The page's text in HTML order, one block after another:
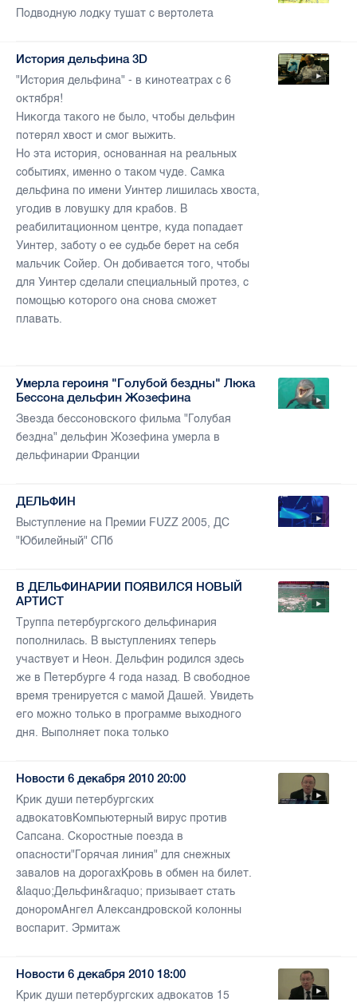
Подводную лодку тушат с вертолета
История дельфина 3D
"История дельфина" - в кинотеатрах с 6
октября!
Никогда такого не было, чтобы дельфин
потерял хвост и смог выжить.
Но эта история, основанная на реальных
событиях, именно о таком чуде. Самка
дельфина по имени Уинтер лишилась хвоста,
угодив в ловушку для крабов. В
реабилитационном центре, куда попадает
Уинтер, заботу о ее судьбе берет на себя
мальчик Сойер. Он добивается того, чтобы
для Уинтер сделали специальный протез, с
помощью которого она снова сможет
плавать.
Умерла героиня "Голубой бездны" Люка
Бессона дельфин Жозефина
Звезда бессоновского фильма "Голубая
бездна" дельфин Жозефина умерла в
дельфинарии Франции
ДЕЛЬФИН
Выступление на Премии FUZZ 2005, ДС
"Юбилейный" СПб
В ДЕЛЬФИНАРИИ ПОЯВИЛСЯ НОВЫЙ
АРТИСТ
Труппа петербургского дельфинария
пополнилась. В выступлениях теперь
участвует и Неон. Дельфин родился здесь
же в Петербурге 4 года назад. В свободное
время тренируется с мамой Дашей. Увидеть
его можно только в программе выходного
дня. Выполняет пока только
Новости 6 декабря 2010 20:00
Крик души петербургских
адвокатовКомпьютерный вирус против
Сапсана. Скоростные поезда в
опасности"Горячая линия" для снежных
завалов на дорогахКровь в обмен на билет.
&laquo;Дельфин&raquo; призывает стать
доноромАнгел Александровской колонны
воспарит. Эрмитаж
Новости 6 декабря 2010 18:00
Крик души петербургских адвокатов 15